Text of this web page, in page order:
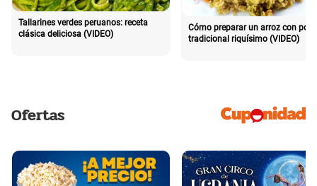
Tallarines verdes peruanos: receta
clásica deliciosa (VIDEO)
Cómo preparar un arroz con pollo
tradicional riquísimo (VIDEO)
Ofertas